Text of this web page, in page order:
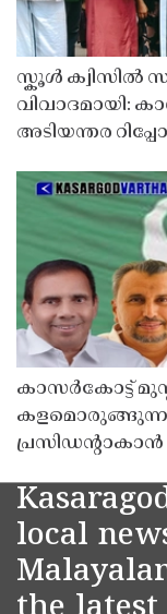
സ്കൂൾ ക്വിസിൽ
വിവാദമായി:
അടിയന്തര
കാസർകോട്ട്
കളമൊരുങ്ങുന്നു;
local